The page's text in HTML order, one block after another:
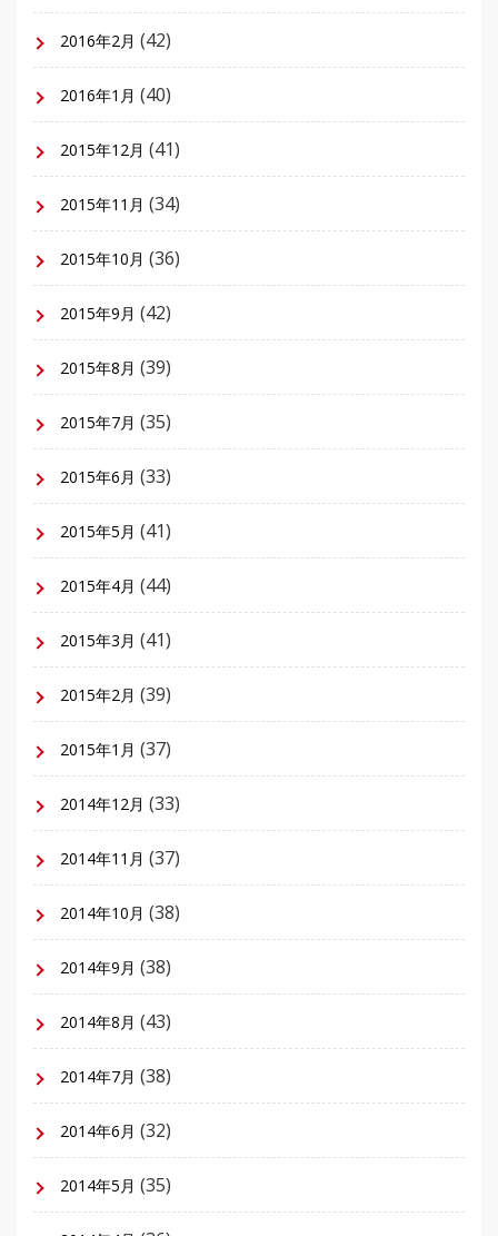
2016年2月 (42)
2016年1月 (40)
2015年12月 (41)
2015年11月 (34)
2015年10月 (36)
2015年9月 (42)
2015年8月 (39)
2015年7月 (35)
2015年6月 (33)
2015年5月 (41)
2015年4月 (44)
2015年3月 (41)
2015年2月 (39)
2015年1月 (37)
2014年12月 (33)
2014年11月 (37)
2014年10月 (38)
2014年9月 (38)
2014年8月 (43)
2014年7月 (38)
2014年6月 (32)
2014年5月 (35)